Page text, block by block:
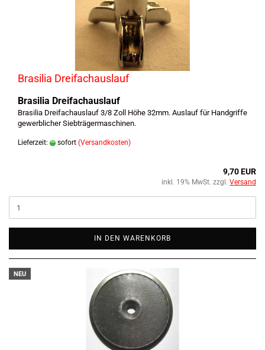
Brasilia Dreifachauslauf
Brasilia Dreifachauslauf
Brasilia Dreifachauslauf 3/8 Zoll Höhe 32mm. Auslauf für Handgriffe
gewerblicher Siebträgermaschinen.
Lieferzeit: sofort (Versandkosten)
9,70 EUR
inkl. 19% MwSt. zzgl. Versand
IN DEN WARENKORB
NEU